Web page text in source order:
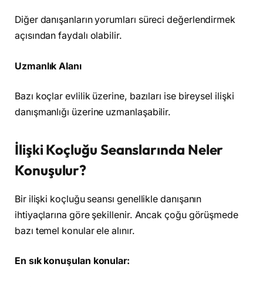
Diğer danışanların yorumları süreci değerlendirmek
açısından faydalı olabilir.
Uzmanlık Alanı
Bazı koçlar evlilik üzerine, bazıları ise bireysel ilişki
danışmanlığı üzerine uzmanlaşabilir.
İlişki Koçluğu Seanslarında Neler
Konuşulur?
Bir ilişki koçluğu seansı genellikle danışanın
ihtiyaçlarına göre şekillenir. Ancak çoğu görüşmede
bazı temel konular ele alınır.
En sık konuşulan konular: